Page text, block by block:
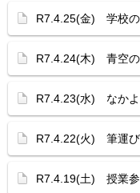
R7.4.25(金) 学校
R7.4.24(木) 青空
R7.4.23(水) なか
R7.4.22(火) 筆運び
R7.4.19(土) 授業参